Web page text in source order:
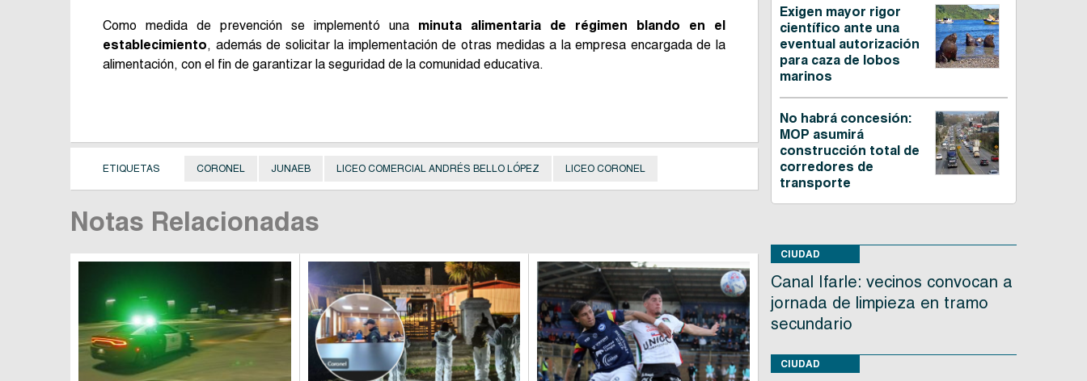
Como medida de prevención se implementó una minuta alimentaria de régimen blando en el
establecimiento, además de solicitar la implementación de otras medidas a la empresa encargada de la
alimentación, con el fin de garantizar la seguridad de la comunidad educativa.
ETIQUETAS CORONEL JUNAEB LICEO COMERCIAL ANDRÉS BELLO LÓPEZ LICEO CORONEL
Notas Relacionadas
Exigen mayor rigor
científico ante una
eventual autorización
para caza de lobos
marinos
No habrá concesión:
MOP asumirá
construcción total de
corredores de
transporte
CIUDAD
Canal Ifarle: vecinos convocan a
jornada de limpieza en tramo
secundario
CIUDAD